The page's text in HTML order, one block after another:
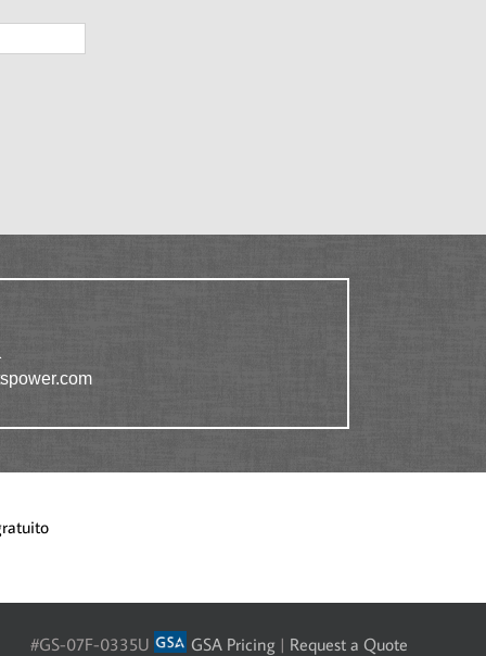
#GS-07F-0335U GSA Pricing | Request a Quote